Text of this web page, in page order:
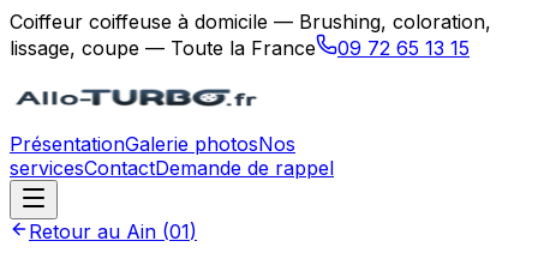
Coiffeur coiffeuse à domicile — Brushing, coloration,
lissage, coupe — Toute la France
09 72 65 13 15
PrésentationGalerie photosNos
servicesContactDemande de rappel
Retour au Ain (01)